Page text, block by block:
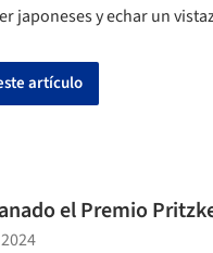
japoneses y echar un
artículo
el Premio